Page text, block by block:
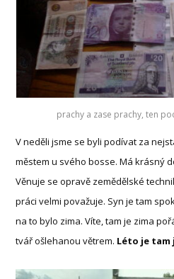
prachy a zase prachy, ten
V neděli jsme se byli podívat za
městem u svého bosse. Má krásný
Věnuje se opravě zemědělské
práci velmi považuje. Syn je tam
na to bylo zima. Víte, tam je zima
tvář ošlehanou větrem. Léto je tam